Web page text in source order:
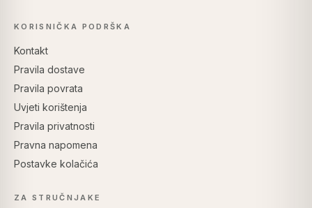
KORISNIČKA PODRŠKA
Kontakt
Pravila dostave
Pravila povrata
Uvjeti korištenja
Pravila privatnosti
Pravna napomena
Postavke kolačića
ZA STRUČNJAKE